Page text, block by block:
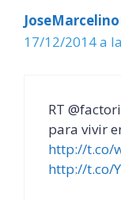
17/12/2014 a
RT
para vivir
http://t.co/
http://t.co/